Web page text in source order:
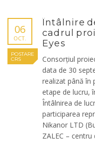
06
OCT.
POSTARE
CRS
Întâlnire
cadrul
Eyes
Consorțiul
data de 30
realizat până în
etape de lucru,
Întâlnirea de
participarea
Nikanor LTD
ZALEC –